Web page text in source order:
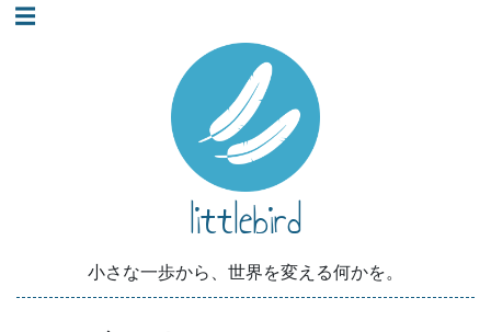
コ☰
littlebird
小さな一歩から、世界を変える何かを。